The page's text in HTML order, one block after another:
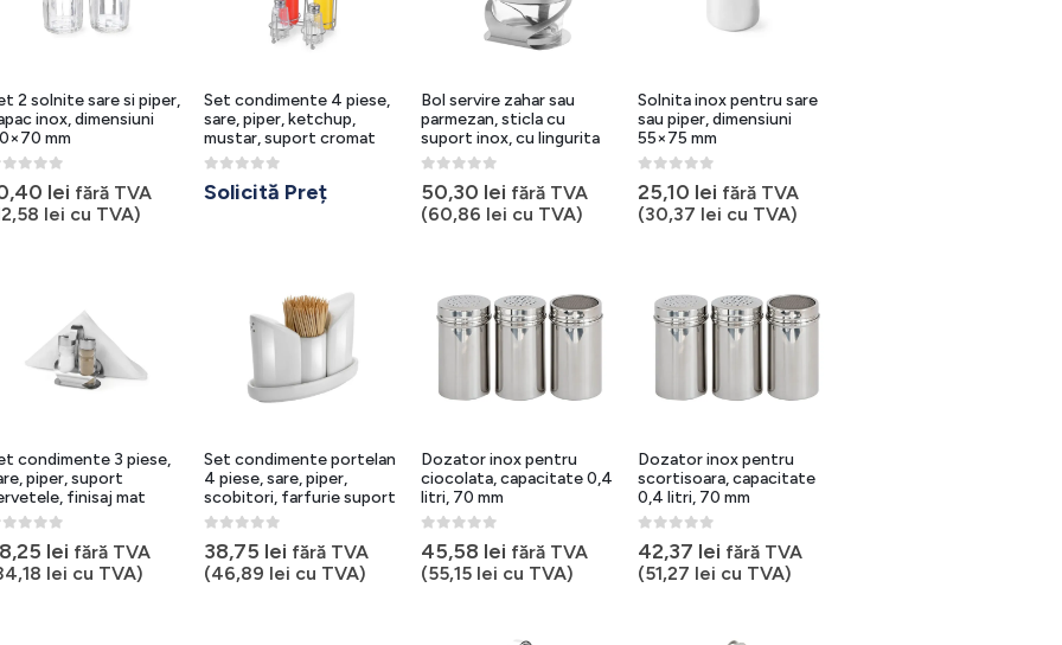
2 solnite sare si piper,
inox, dimensiuni
mm
out of 5lei fără TVA
lei cu TVA)
Set condimente 4 piese,
sare, piper, ketchup,
mustar, suport cromat
0out of 5
Solicită Preț
Bol servire zahar sau
parmezan, sticla cu
suport inox, cu lingurita
0out of 5
50,30 lei fără TVA
(60,86 lei cu TVA)
Solnita inox pentru sare
sau piper, dimensiuni
55×75 mm
0out of 5
25,10 lei fără TVA
(30,37 lei cu TVA)
condimente 3 piese,
piper, suport
finisaj mat
of 5lei fără TVA
lei cu TVA)
Set condimente portelan
4 piese, sare, piper,
scobitori, farfurie suport
0out of 5
38,75 lei fără TVA
(46,89 lei cu TVA)
Dozator inox pentru
ciocolata, capacitate 0,4
litri, 70 mm
0out of 5
45,58 lei fără TVA
(55,15 lei cu TVA)
Dozator inox pentru
scortisoara, capacitate
0,4 litri, 70 mm
0out of 5
42,37 lei fără TVA
(51,27 lei cu TVA)